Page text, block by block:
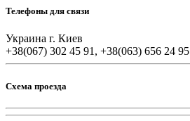
Телефоны для связи
Украина г. Киев
+38(067) 302 45 91, +38(063) 656 24 95
Схема проезда